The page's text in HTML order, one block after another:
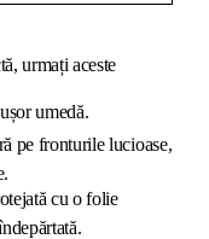
urmați aceste
umedă.
pe fronturile lucioase,
cu o folie